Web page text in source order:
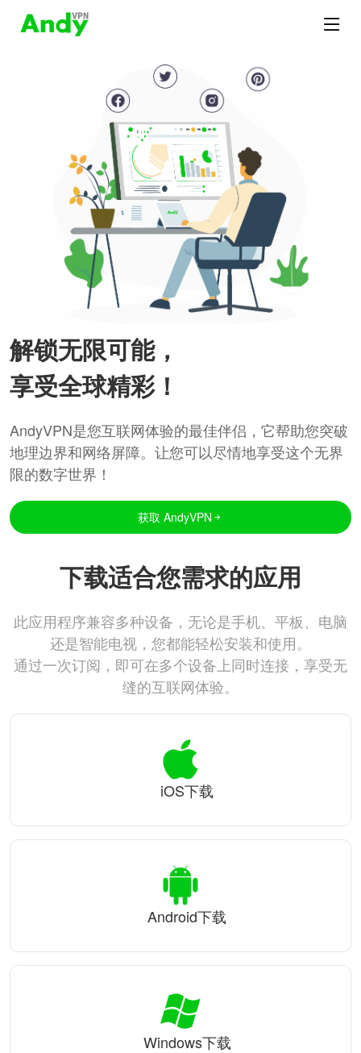
解锁无限可能，
享受全球精彩！
AndyVPN是您互联网体验的最佳伴侣，它帮助您突破
地理边界和网络屏障。让您可以尽情地享受这个无界
限的数字世界！
获取 AndyVPN
下载适合您需求的应用
此应用程序兼容多种设备，无论是手机、平板、电脑
还是智能电视，您都能轻松安装和使用。
通过一次订阅，即可在多个设备上同时连接，享受无
缝的互联网体验。
iOS下载
Android下载
Windows下载